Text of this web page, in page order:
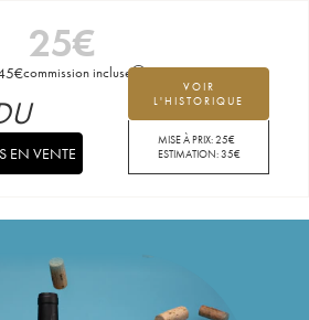
25€
€commission incluse
VOIR
L'HISTORIQUE
MISE À PRIX:25€
ESTIMATION:35€
EN VENTE